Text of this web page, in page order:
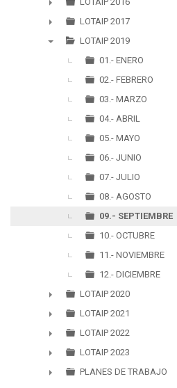
►
►
LOTAIP 2017
LOTAIP 2019
01.- ENERO
02.- FEBRERO
03.- MARZO
04.- ABRIL
05.- MAYO
06.- JUNIO
07.- JULIO
08.- AGOSTO
09.- SEPTIEMBRE
10.- OCTUBRE
11.- NOVIEMBRE
12.- DICIEMBRE
►
LOTAIP 2020
►
LOTAIP 2021
►
LOTAIP 2022
►
LOTAIP 2023
PLANES DE TRABAJO